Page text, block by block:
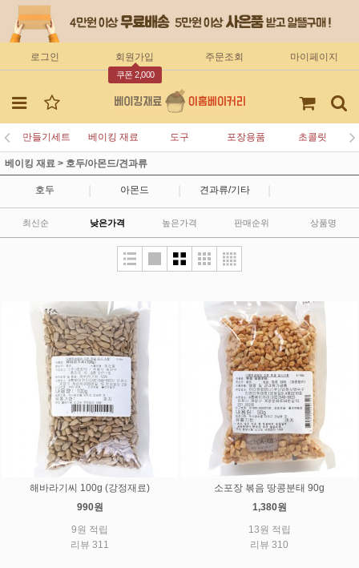
로그인 회원가입
쿠폰 2,000
주문조회 마이페이지
만들기세트 베이킹 재료 도구 포장용품 초콜릿
베이킹 재료 > 호두/아몬드/견과류
호두 아몬드 견과류/기타
최신순 낮은가격 높은가격 판매순위 상품명
해바라기씨 100g (강정재료)
990원
9원 적립
리뷰 311
소포장 볶음 땅콩분태 90g
1,380원
13원 적립
리뷰 310